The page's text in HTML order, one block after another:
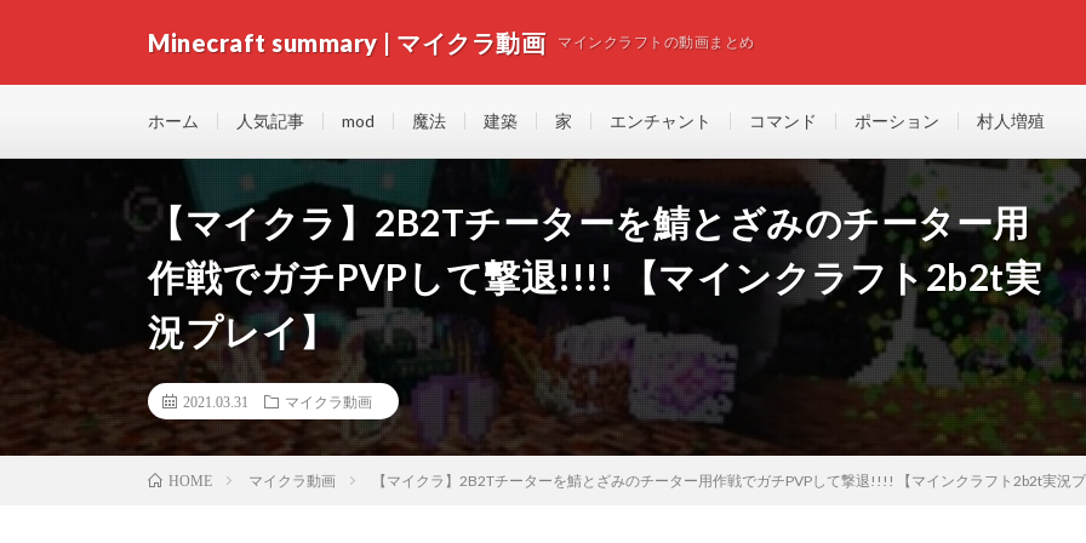
Minecraft summary | マイクラ動画 マインクラフトの動画まとめ
ホーム 人気記事 mod 魔法 建築 家 エンチャント コマンド ポーション 村人増殖
【マイクラ】2B2Tチーターを鯖とざみのチーター用
作戦でガチPVPして撃退!!!! 【マインクラフト2b2t実
況プレイ】
2021.03.31 マイクラ動画
HOME マイクラ動画 【マイクラ】2B2Tチーターを鯖とざみのチーター用作戦でガチPVPして撃退!!!! 【マインクラフト2b2t実況